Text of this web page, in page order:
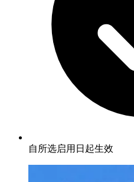
自所选启用日起生效